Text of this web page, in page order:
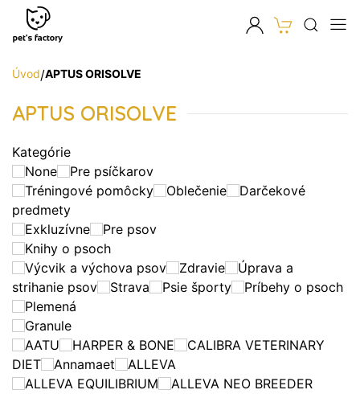
Úvod/APTUS ORISOLVE
APTUS ORISOLVE
Kategórie
None
Pre psíčkarov
Tréningové pomôcky
Oblečenie
Darčekové
predmety
Exkluzívne
Pre psov
Knihy o psoch
Výcvik a výchova psov
Zdravie
Úprava a
strihanie psov
Strava Psie športy
Príbehy o psoch
Plemená
Granule
AATU
HARPER & BONE
CALIBRA VETERINARY
DIET
Annamaet
ALLEVA
ALLEVA EQUILIBRIUM
ALLEVA NEO BREEDER